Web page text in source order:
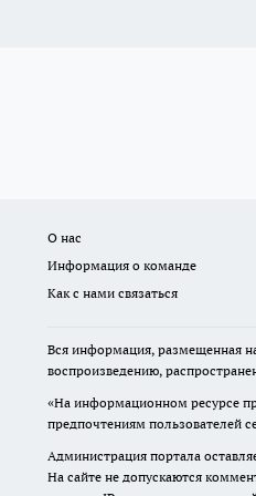
О нас
Информация о команде
Как с нами связаться
Вся информация, размещенная
воспроизведению,
«На информационном ресурсе
предпочтениям пользователей
Администрация портала
На сайте не допускаются